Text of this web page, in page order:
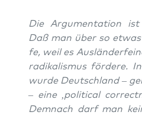
Die Argu­men­ta­ti­on
Daß man über so
fe, weil es
ra­di­ka­lis­mus för­de­re.
wur­de Deutsch­land –
– eine ‚poli­ti­cal
Dem­nach darf man